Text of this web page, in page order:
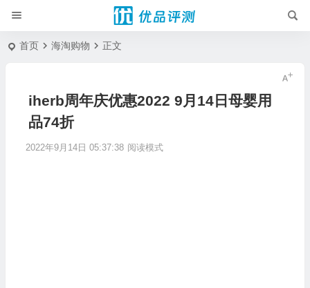
首页 海淘购物 正文
iherb周年庆优惠2022 9月14日母婴用
品74折
2022年9月14日 05:37:38 阅读模式